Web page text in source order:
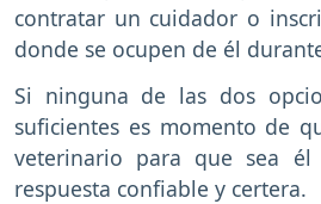
contratar un cuidador o
donde se ocupen de él
Si ninguna de las dos
suficientes es momento de
veterinario para que sea
respuesta confiable y certera.